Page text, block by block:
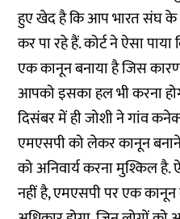
हुए खेद है कि आप भारत संघ के
कर पा रहे हैं. कोर्ट ने ऐसा
एक कानून बनाया है जिस
आपको इसका हल भी करना
दिसंबर में ही जोशी ने गांव
एमएसपी को लेकर कानून
को अनिवार्य करना मुश्किल है.
नहीं है, एमएसपी पर एक